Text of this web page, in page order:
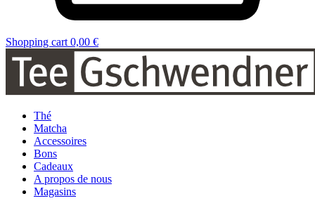
Shopping cart 0,00 €
Thé
Matcha
Accessoires
Bons
Cadeaux
A propos de nous
Magasins